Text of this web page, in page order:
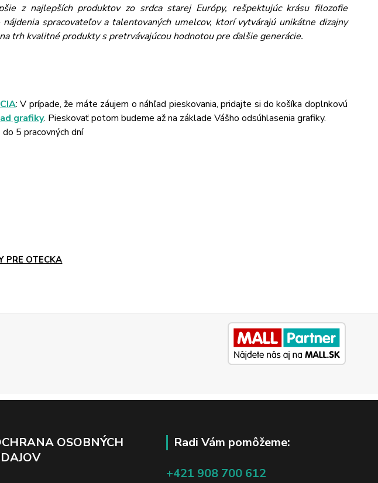
z najlepších produktov zo srdca starej Európy, rešpektujúc krásu filozofie
spracovateľov a talentovaných umelcov, ktorí vytvárajú unikátne dizajny
trh kvalitné produkty s pretrvávajúcou hodnotou pre ďalšie generácie.
: V prípade, že máte záujem o náhľad pieskovania, pridajte si do košíka doplnkovú
grafiky. Pieskovať potom budeme až na základe Vášho odsúhlasenia grafiky.
5 pracovných dní
PRE OTECKA
OSOBNÝCH
Radi Vám pomôžeme:
+421 908 700 612